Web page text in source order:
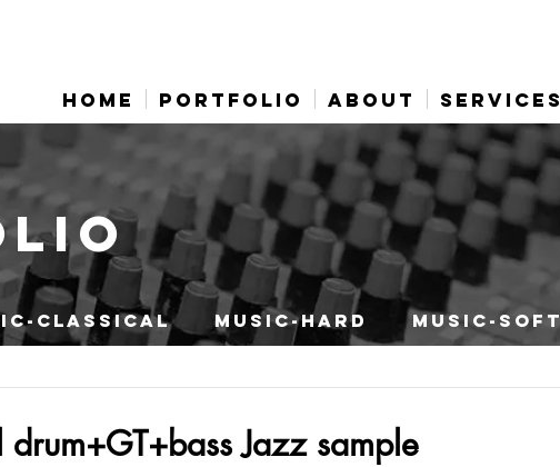
HOME PORTFOLIO ABOUT SERVICES
CLASSICAL MUSIC-HARD MUSIC-SOFT
drum+GT+bass Jazz sample